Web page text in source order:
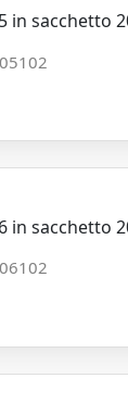
in sacchetto
in sacchetto